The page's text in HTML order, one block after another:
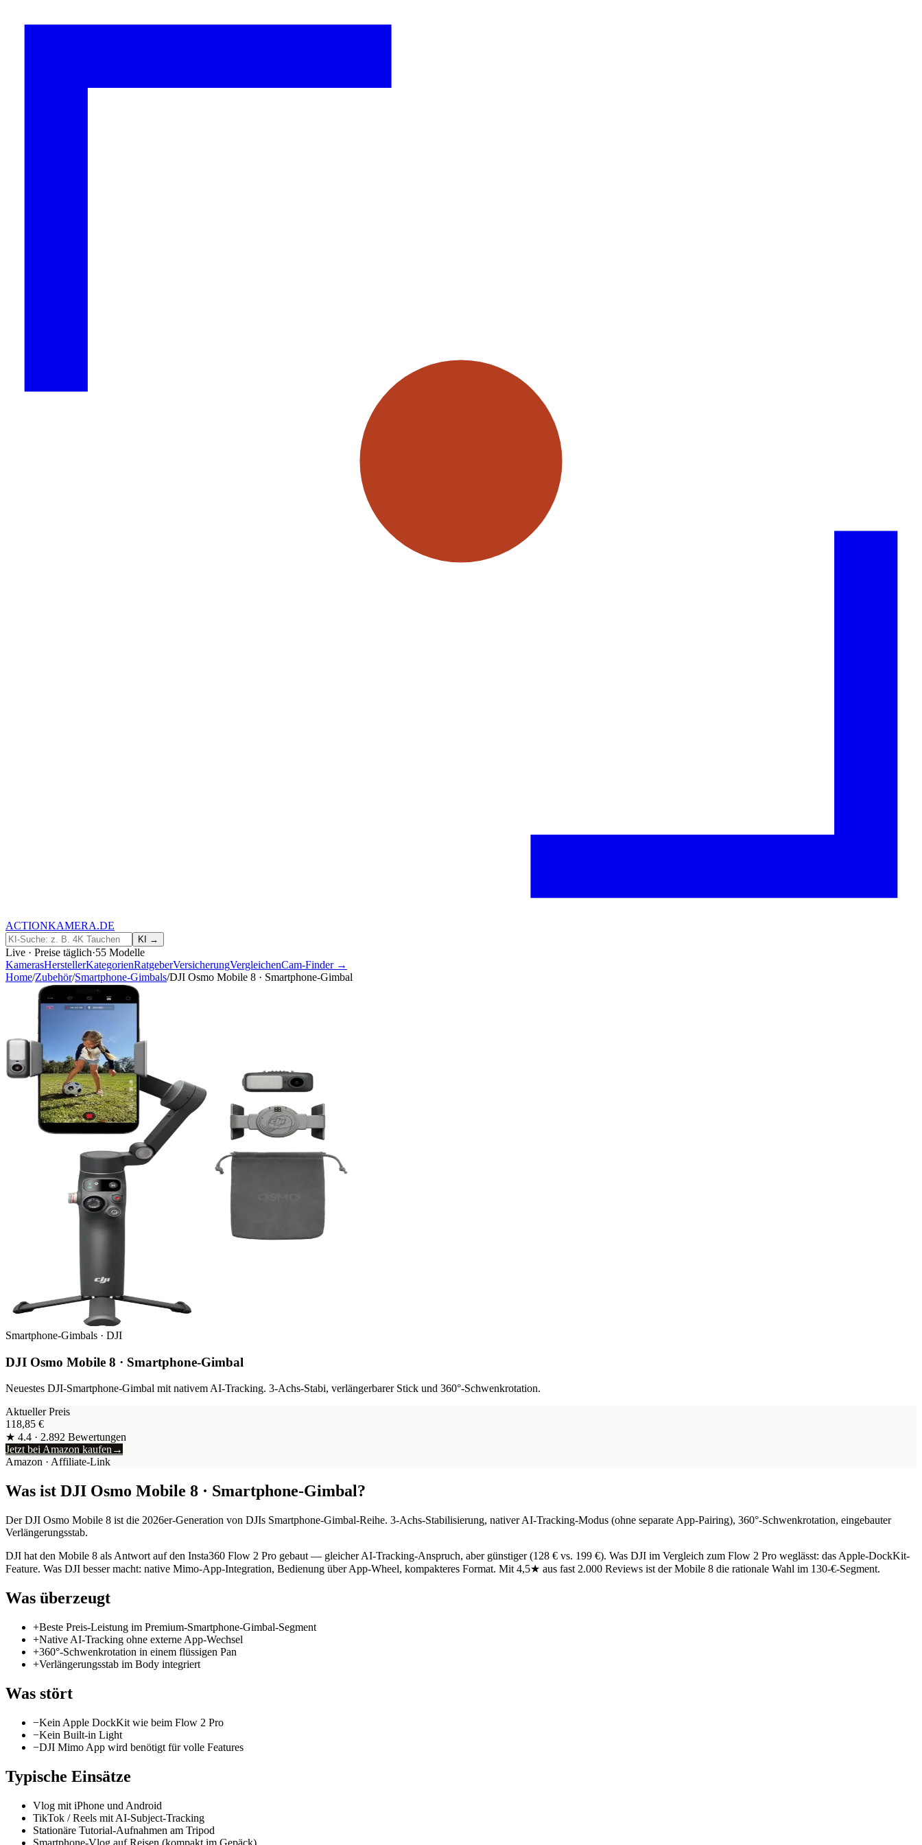
ACTIONKAMERA.DE
KI →
Live · Preise täglich·55 Modelle
KamerasHerstellerKategorienRatgeberVersicherungVergleichenCam-Finder →
Home/Zubehör/Smartphone-Gimbals/DJI Osmo Mobile 8 · Smartphone-Gimbal
Smartphone-Gimbals · DJI
DJI Osmo Mobile 8 · Smartphone-Gimbal
Neuestes DJI-Smartphone-Gimbal mit nativem AI-Tracking. 3-Achs-Stabi, verlängerbarer Stick und 360°-Schwenkrotation.
Aktueller Preis
118,85 €
★ 4.4 · 2.892 Bewertungen
Jetzt bei Amazon kaufen→
Amazon · Affiliate-Link
Was ist DJI Osmo Mobile 8 · Smartphone-Gimbal?
Der DJI Osmo Mobile 8 ist die 2026er-Generation von DJIs Smartphone-Gimbal-Reihe. 3-Achs-Stabilisierung, nativer AI-Tracking-Modus (ohne separate App-Pairing), 360°-Schwenkrotation, eingebauter
Verlängerungsstab.
DJI hat den Mobile 8 als Antwort auf den Insta360 Flow 2 Pro gebaut — gleicher AI-Tracking-Anspruch, aber günstiger (128 € vs. 199 €). Was DJI im Vergleich zum Flow 2 Pro weglässt: das Apple-DockKit-
Feature. Was DJI besser macht: native Mimo-App-Integration, Bedienung über App-Wheel, kompakteres Format. Mit 4,5★ aus fast 2.000 Reviews ist der Mobile 8 die rationale Wahl im 130-€-Segment.
Was überzeugt
+Beste Preis-Leistung im Premium-Smartphone-Gimbal-Segment
+Native AI-Tracking ohne externe App-Wechsel
+360°-Schwenkrotation in einem flüssigen Pan
+Verlängerungsstab im Body integriert
Was stört
−Kein Apple DockKit wie beim Flow 2 Pro
−Kein Built-in Light
−DJI Mimo App wird benötigt für volle Features
Typische Einsätze
Vlog mit iPhone und Android
TikTok / Reels mit AI-Subject-Tracking
Stationäre Tutorial-Aufnahmen am Tripod
Smartphone-Vlog auf Reisen (kompakt im Gepäck)